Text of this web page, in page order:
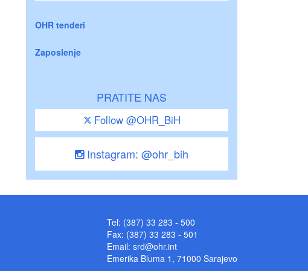
OHR tenderi
Zaposlenje
PRATITE NAS
Follow @OHR_BiH
Instagram: @ohr_bih
Tel: (387) 33 283 - 500
Fax: (387) 33 283 - 501
Email: srd@ohr.int
Emerika Bluma 1, 71000 Sarajevo